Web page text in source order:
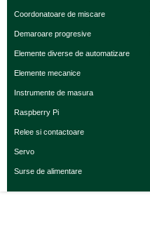
Coordonatoare de miscare
Demaroare progresive
Elemente diverse de automatizare
Elemente mecanice
Instrumente de masura
Raspberry Pi
Relee si contactoare
Servo
Surse de alimentare